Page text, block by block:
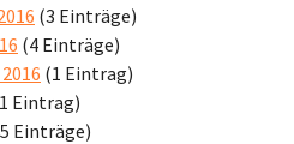
(3 Einträge)
(4 Einträge)
(1 Eintrag)
Eintrag)
Einträge)